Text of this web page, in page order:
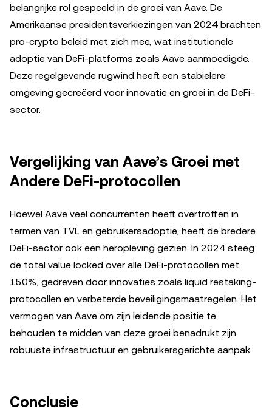
belangrijke rol gespeeld in de groei van Aave. De
Amerikaanse presidentsverkiezingen van 2024 brachten
pro-crypto beleid met zich mee, wat institutionele
adoptie van DeFi-platforms zoals Aave aanmoedigde.
Deze regelgevende rugwind heeft een stabielere
omgeving gecreëerd voor innovatie en groei in de DeFi-
sector.
Vergelijking van Aave’s Groei met
Andere DeFi-protocollen
Hoewel Aave veel concurrenten heeft overtroffen in
termen van TVL en gebruikersadoptie, heeft de bredere
DeFi-sector ook een heropleving gezien. In 2024 steeg
de total value locked over alle DeFi-protocollen met
150%, gedreven door innovaties zoals liquid restaking-
protocollen en verbeterde beveiligingsmaatregelen. Het
vermogen van Aave om zijn leidende positie te
behouden te midden van deze groei benadrukt zijn
robuuste infrastructuur en gebruikersgerichte aanpak.
Conclusie